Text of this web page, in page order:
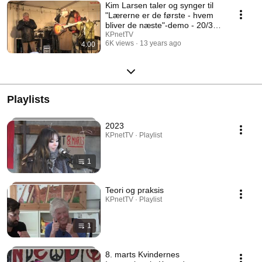
4:00
Kim Larsen taler og synger til
"Lærerne er de første - hvem
bliver de næste"-demo - 20/3
2013
KPnetTV
6K views
13 years ago
Playlists
1
2023
KPnetTV · Playlist
1
Teori og praksis
KPnetTV · Playlist
8. marts Kvindernes